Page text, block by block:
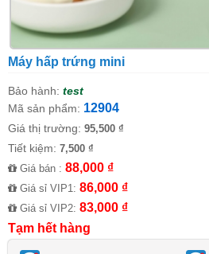
Máy hấp trứng mini
Bảo hành: test
Mã sản phẩm: 12904
Giá thị trường: 95,500 ₫
Tiết kiệm: 7,500 ₫
Giá bán : 88,000 ₫
Giá sỉ VIP1: 86,000 ₫
Giá sỉ VIP2: 83,000 ₫
Tạm hết hàng